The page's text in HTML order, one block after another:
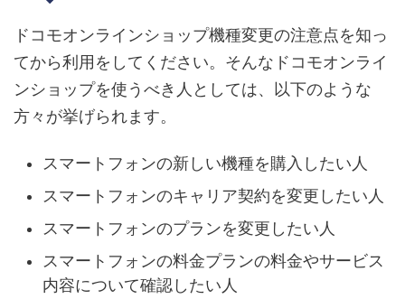
ドコモオンラインショップ機種変更の注意点を知っ
てから利用をしてください。そんなドコモオンライ
ンショップを使うべき人としては、以下のような
方々が挙げられます。
スマートフォンの新しい機種を購入したい人
スマートフォンのキャリア契約を変更したい人
スマートフォンのプランを変更したい人
スマートフォンの料金プランの料金やサービス
内容について確認したい人